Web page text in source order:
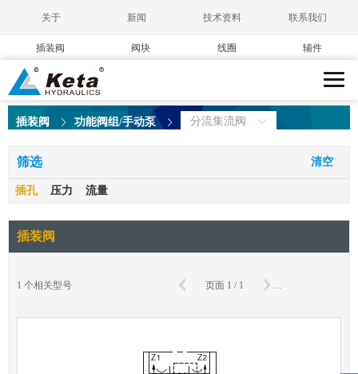
关于 新闻 技术资料 联系我们
插装阀 阀块 线圈 辅件
插装阀 功能阀组/手动泵 分流集流阀
清空
筛选
插孔 压力 流量
插装阀
1 个相关型号 页面 1 / 1 到第